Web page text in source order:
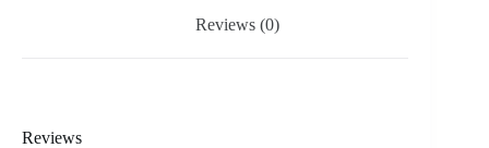
Reviews (0)
Reviews